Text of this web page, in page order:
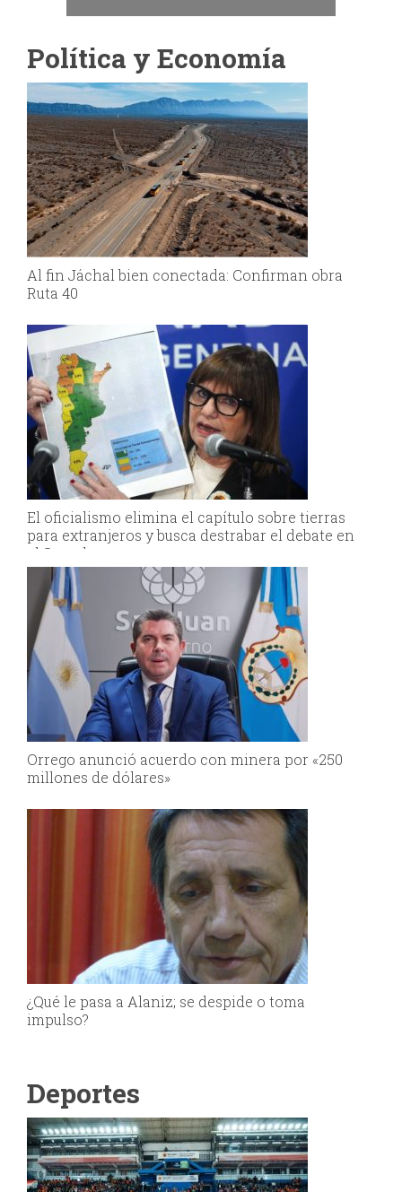
Política y Economía
Al fin Jáchal bien conectada: Confirman obra
Ruta 40
El oficialismo elimina el capítulo sobre tierras
para extranjeros y busca destrabar el debate en
el Senado
Orrego anunció acuerdo con minera por «250
millones de dólares»
¿Qué le pasa a Alaniz; se despide o toma
impulso?
Deportes